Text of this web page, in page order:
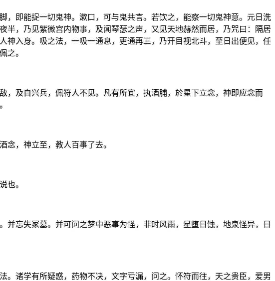
即能捉一切鬼神。漱口，可与鬼共言。若饮之，能察一切鬼神意。元日洗
，乃见紫微宫内物事，及闻琴瑟之声，又见天地赫然而居，乃咒曰：隔居
入身。吸之法，一吸一通息，更通再三，乃开目视北斗，至日出便见，任
之。
及自兴兵，佩符人不见。凡有所宜，执酒脯，於星下立念，神即应念而
念，神立至，教人百事了去。
也。
忘失冢墓。并可问之梦中恶事为怪，非时风雨，星堕日蚀，地泉怪异，日
诸学有所疑惑，药物不决，文字亏漏，问之。怀符而往，天之贵臣，爱男